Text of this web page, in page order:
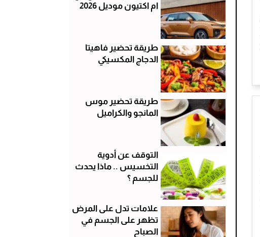
ام اكتيون موديل 2026
طريقة تحضير فاهيتا
الدجاج المكسيكي
طريقة تحضير موس
المانجو والكراميل
التوقف عن أدوية
التخسيس .. ماذا يحدث
للجسم ؟
علامات تدل على المرض
تظهر على الجسم في
الصباح